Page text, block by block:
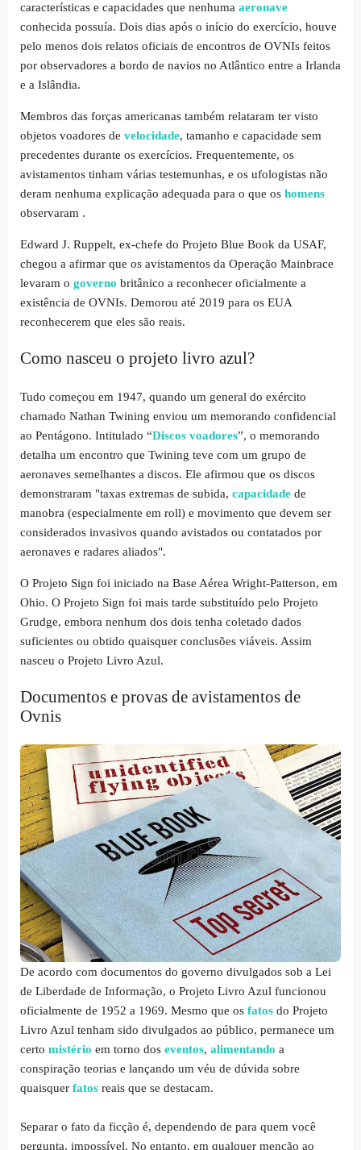
características e capacidades que nenhuma aeronave
conhecida possuía. Dois dias após o início do exercício, houve
pelo menos dois relatos oficiais de encontros de OVNIs feitos
por observadores a bordo de navios no Atlântico entre a Irlanda
e a Islândia.
Membros das forças americanas também relataram ter visto
objetos voadores de velocidade, tamanho e capacidade sem
precedentes durante os exercícios. Frequentemente, os
avistamentos tinham várias testemunhas, e os ufologistas não
deram nenhuma explicação adequada para o que os homens
observaram .
Edward J. Ruppelt, ex-chefe do Projeto Blue Book da USAF,
chegou a afirmar que os avistamentos da Operação Mainbrace
levaram o governo britânico a reconhecer oficialmente a
existência de OVNIs. Demorou até 2019 para os EUA
reconhecerem que eles são reais.
Como nasceu o projeto livro azul?
Tudo começou em 1947, quando um general do exército
chamado Nathan Twining enviou um memorando confidencial
ao Pentágono. Intitulado “Discos voadores”, o memorando
detalha um encontro que Twining teve com um grupo de
aeronaves semelhantes a discos. Ele afirmou que os discos
demonstraram "taxas extremas de subida, capacidade de
manobra (especialmente em roll) e movimento que devem ser
considerados invasivos quando avistados ou contatados por
aeronaves e radares aliados".
O Projeto Sign foi iniciado na Base Aérea Wright-Patterson, em
Ohio. O Projeto Sign foi mais tarde substituído pelo Projeto
Grudge, embora nenhum dos dois tenha coletado dados
suficientes ou obtido quaisquer conclusões viáveis. Assim
nasceu o Projeto Livro Azul.
Documentos e provas de avistamentos de
Ovnis
De acordo com documentos do governo divulgados sob a Lei
de Liberdade de Informação, o Projeto Livro Azul funcionou
oficialmente de 1952 a 1969. Mesmo que os fatos do Projeto
Livro Azul tenham sido divulgados ao público, permanece um
certo mistério em torno dos eventos, alimentando a
conspiração teorias e lançando um véu de dúvida sobre
quaisquer fatos reais que se destacam.
Separar o fato da ficção é, dependendo de para quem você
pergunta, impossível. No entanto, em qualquer menção ao